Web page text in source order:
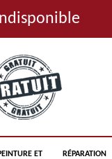
ET
RÉPARATION